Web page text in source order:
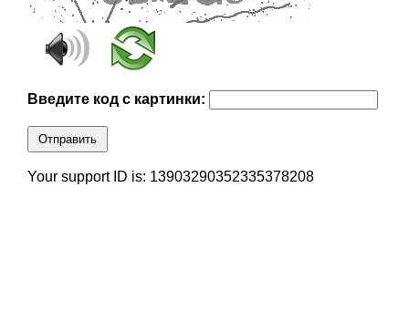
Введите код с картинки:
Отправить
Your support ID is: 13903290352335378208